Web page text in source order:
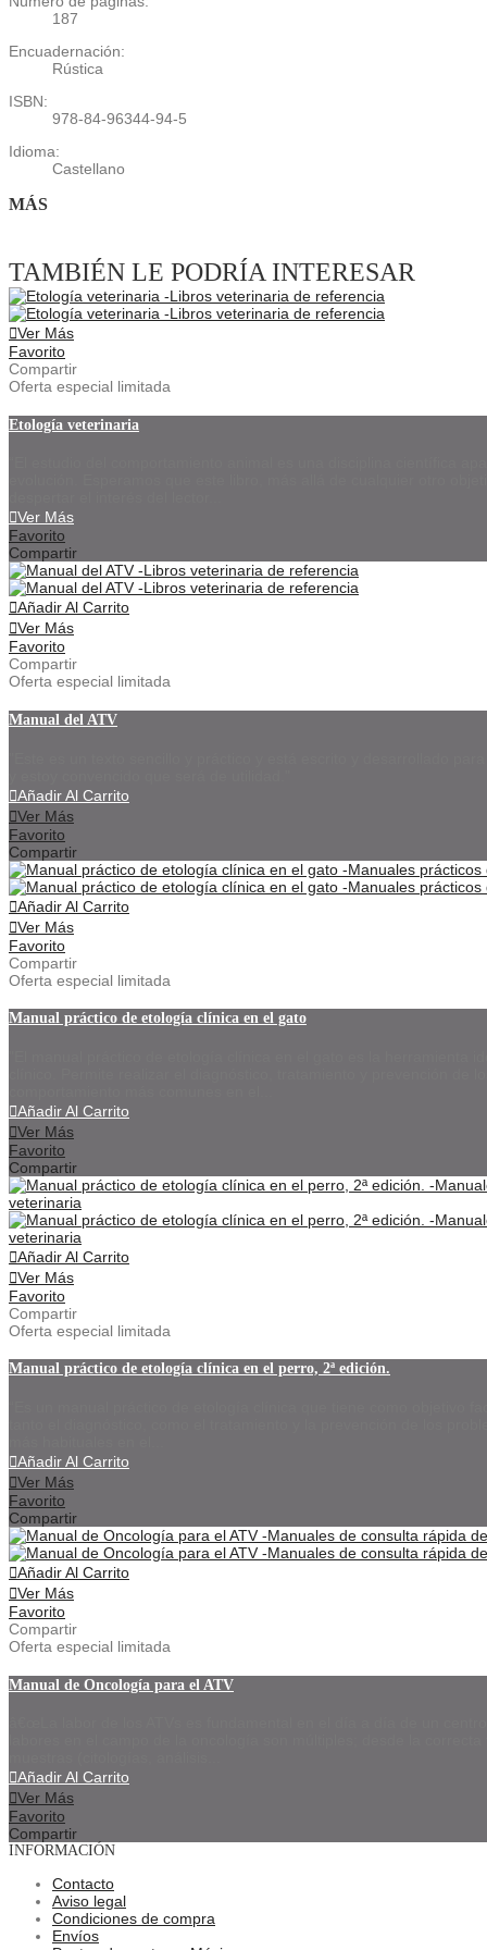
187
Encuadernación:
Rústica
ISBN:
978-84-96344-94-5
Idioma:
Castellano
MÁS
TAMBIÉN LE PODRÍA INTERESAR
Ver Más
Favorito
Compartir
Oferta especial limitada
Etología veterinaria
Ver Más
Favorito
Compartir
Añadir Al Carrito
Ver Más
Favorito
Compartir
Oferta especial limitada
Manual del ATV
Añadir Al Carrito
Ver Más
Favorito
Compartir
Añadir Al Carrito
Ver Más
Favorito
Compartir
Oferta especial limitada
Manual práctico de etología clínica en el gato
Añadir Al Carrito
Ver Más
Favorito
Compartir
Añadir Al Carrito
Ver Más
Favorito
Compartir
Oferta especial limitada
Manual práctico de etología clínica en el perro, 2ª edición.
Añadir Al Carrito
Ver Más
Favorito
Compartir
Añadir Al Carrito
Ver Más
Favorito
Compartir
Oferta especial limitada
Manual de Oncologí­a para el ATV
Añadir Al Carrito
Ver Más
Favorito
Compartir
INFORMACIÓN
Contacto
Aviso legal
Condiciones de compra
Envíos